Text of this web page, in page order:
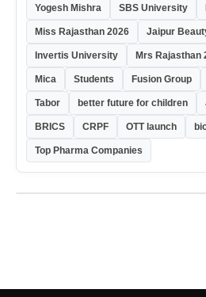
Yogesh Mishra SBS University
Miss Rajasthan 2026 Jaipur
Invertis University Mrs Rajasthan
Mica Students Fusion Group
Tabor better future for children
BRICS CRPF OTT launch
Top Pharma Companies